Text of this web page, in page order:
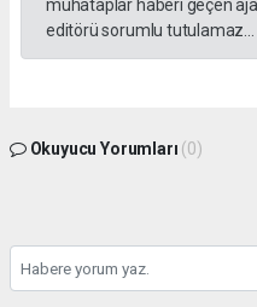
muhataplar haberi geçen
editörü sorumlu tutulamaz...
Okuyucu Yorumları (0)